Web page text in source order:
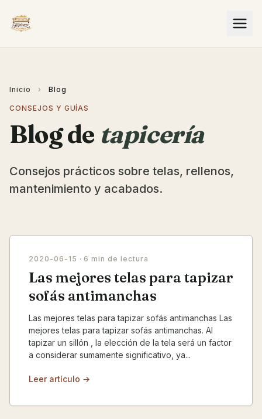
Inicio › Blog
CONSEJOS Y GUÍAS
Blog de tapicería
Consejos prácticos sobre telas, rellenos,
mantenimiento y acabados.
2020-06-15 · 6 min de lectura
Las mejores telas para tapizar
sofás antimanchas
Las mejores telas para tapizar sofás antimanchas Las
mejores telas para tapizar sofás antimanchas. Al
tapizar un sillón , la elección de la tela será un factor
a considerar sumamente significativo, ya...
Leer artículo →